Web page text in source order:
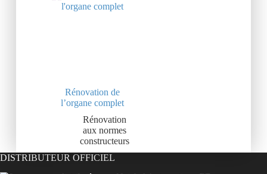
Rénovation de
l’organe complet
Rénovation
aux normes
constructeurs
DISTRIBUTEUR OFFICIEL